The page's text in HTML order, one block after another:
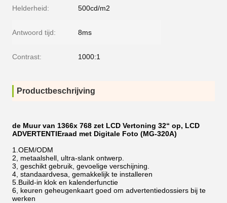
Helderheid: 500cd/m2
Antwoord tijd: 8ms
Contrast: 1000:1
Productbeschrijving
de Muur van 1366x 768 zet LCD Vertoning 32“ op, LCD
ADVERTENTIEraad met Digitale Foto (MG-320A)
1.OEM/ODM
2, metaalshell, ultra-slank ontwerp.
3, geschikt gebruik, gevoelige verschijning.
4, standaardvesa, gemakkelijk te installeren
5.Build-in klok en kalenderfunctie
6, keuren geheugenkaart goed om advertentiedossiers bij te
werken